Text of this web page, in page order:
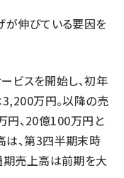
が伸びている要因を
ビスを開始し、初年
万円。以降の売
円、20億100万円と
は、第3四半期末時
期売上高は前期を大